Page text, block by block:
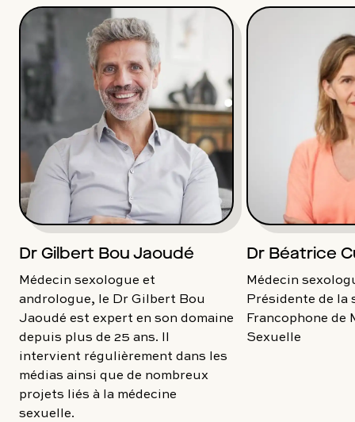
Dr Gilbert Bou Jaoudé
Médecin sexologue et
andrologue, le Dr Gilbert Bou
Jaoudé est expert en son domaine
depuis plus de 25 ans. Il
intervient régulièrement dans les
médias ainsi que de nombreux
projets liés à la médecine
sexuelle.
Dr Béatrice
Médecin
Présidente de la
Francophone de
Sexuelle